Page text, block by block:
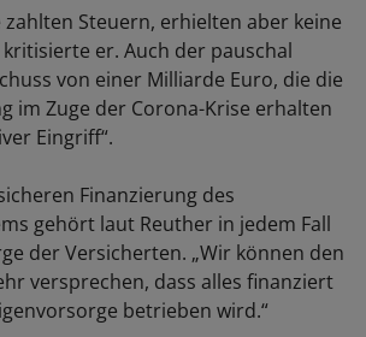
Steuern, erhielten aber keine
er. Auch der pauschal
von einer Milliarde Euro, die die
im Zuge der Corona-Krise erhalten
Eingriff“.
Finanzierung des
gehört laut Reuther in jedem Fall
der Versicherten. „Wir können den
versprechen, dass alles finanziert
betrieben wird.“